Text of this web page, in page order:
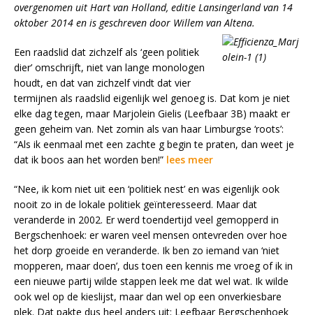
overgenomen uit Hart van Holland, editie Lansingerland van 14
oktober 2014 en is geschreven door Willem van Altena.
Een raadslid dat zichzelf als ‘geen politiek
dier’ omschrijft, niet van lange monologen
houdt, en dat van zichzelf vindt dat vier
termijnen als raadslid eigenlijk wel genoeg is. Dat kom je niet
elke dag tegen, maar Marjolein Gielis (Leefbaar 3B) maakt er
geen geheim van. Net zomin als van haar Limburgse ‘roots’:
“Als ik eenmaal met een zachte g begin te praten, dan weet je
dat ik boos aan het worden ben!” lees meer
“Nee, ik kom niet uit een ‘politiek nest’ en was eigenlijk ook
nooit zo in de lokale politiek geïnteresseerd. Maar dat
veranderde in 2002. Er werd toendertijd veel gemopperd in
Bergschenhoek: er waren veel mensen ontevreden over hoe
het dorp groeide en veranderde. Ik ben zo iemand van ‘niet
mopperen, maar doen’, dus toen een kennis me vroeg of ik in
een nieuwe partij wilde stappen leek me dat wel wat. Ik wilde
ook wel op de kieslijst, maar dan wel op een onverkiesbare
plek. Dat pakte dus heel anders uit: Leefbaar Bergschenhoek